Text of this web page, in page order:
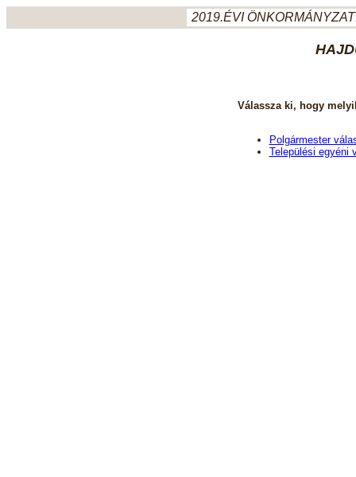
2019.ÉVI
Válassza ki, hogy
Polgármester
Települési egyéni